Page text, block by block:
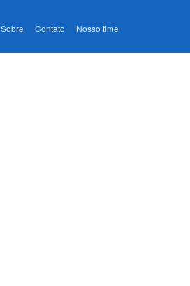
Sobre Contato Nosso time